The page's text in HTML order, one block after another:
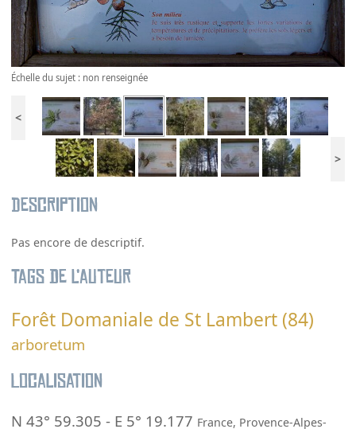
Échelle du sujet : non renseignée
<
>
Description
Pas encore de descriptif.
Tags de l’auteur
Forêt Domaniale de St Lambert (84)
arboretum
Localisation
N 43° 59.305 - E 5° 19.177 France, Provence-Alpes-